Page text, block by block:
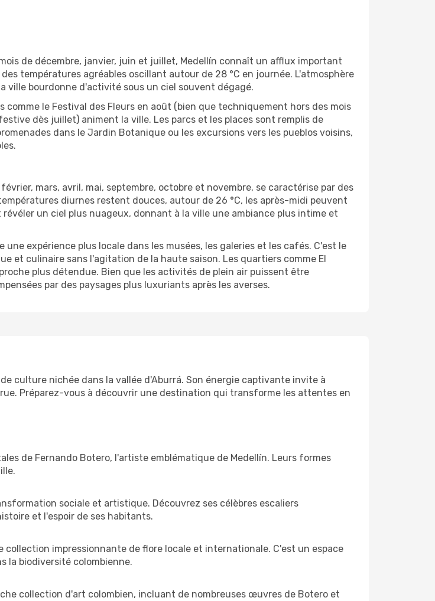
de décembre, janvier, juin et juillet, Medellín connaît un afflux important
températures agréables oscillant autour de 28 °C en journée. L'atmosphère
ville bourdonne d'activité sous un ciel souvent dégagé.
le Festival des Fleurs en août (bien que techniquement hors des mois
dès juillet) animent la ville. Les parcs et les places sont remplis de
dans le Jardin Botanique ou les excursions vers les pueblos voisins,
mars, avril, mai, septembre, octobre et novembre, se caractérise par des
diurnes restent douces, autour de 26 °C, les après-midi peuvent
un ciel plus nuageux, donnant à la ville une ambiance plus intime et
expérience plus locale dans les musées, les galeries et les cafés. C'est le
et culinaire sans l'agitation de la haute saison. Les quartiers comme El
plus détendue. Bien que les activités de plein air puissent être
par des paysages plus luxuriants après les averses.
culture nichée dans la vallée d'Aburrá. Son énergie captivante invite à
Préparez-vous à découvrir une destination qui transforme les attentes en
de Fernando Botero, l'artiste emblématique de Medellín. Leurs formes
sociale et artistique. Découvrez ses célèbres escaliers
et l'espoir de ses habitants.
impressionnante de flore locale et internationale. C'est un espace
la biodiversité colombienne.
collection d'art colombien, incluant de nombreuses œuvres de Botero et